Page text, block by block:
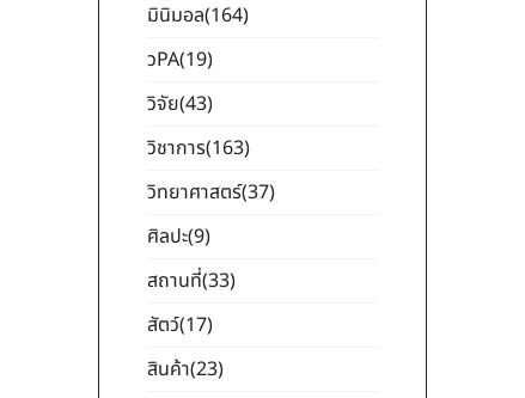
มินิมอล(164)
วPA(19)
วิจัย(43)
วิชาการ(163)
วิทยาศาสตร์(37)
ศิลปะ(9)
สถานที่(33)
สัตว์(17)
สินค้า(23)